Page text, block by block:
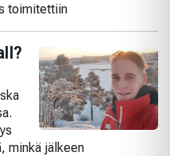
toimitettiin
minkä jälkeen